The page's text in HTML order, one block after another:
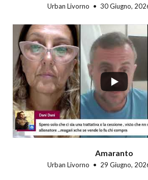
Urban Livorno 30 Giugno,
Amaranto
Urban Livorno 29 Giugno,